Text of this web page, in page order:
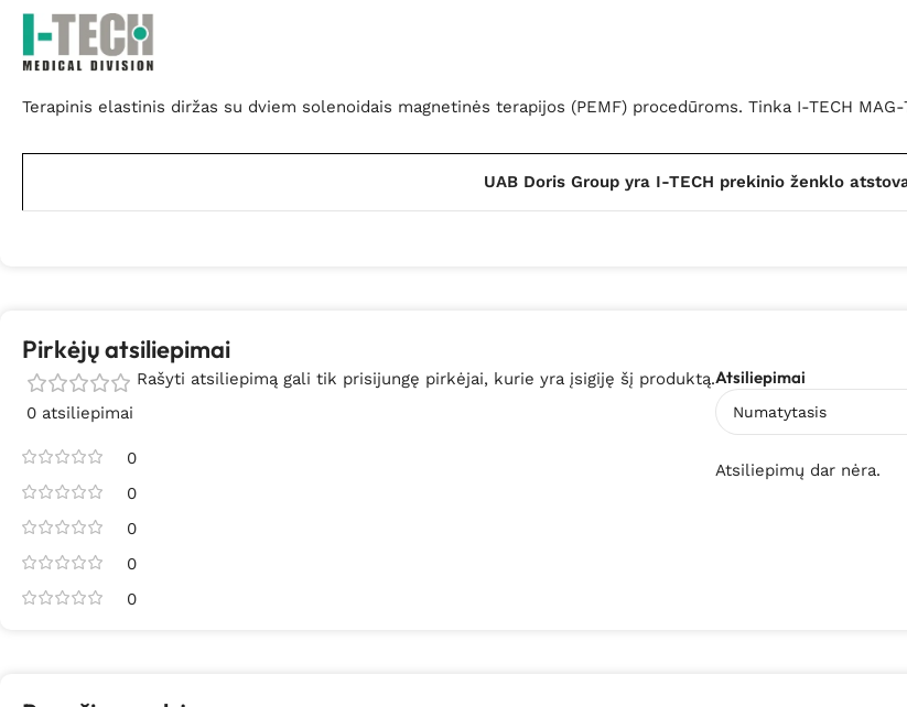
Terapinis elastinis diržas su dviem solenoidais magnetinės terapijos (PEMF) procedūroms. Tinka I-TECH
UAB Doris Group yra I-TECH prekinio ženklo
Pirkėjų atsiliepimai
0 atsiliepimai
0
0
0
0
0
Atsiliepimai
Atsiliepimų dar nėra.
Rašyti atsiliepimą gali tik prisijungę pirkėjai, kurie yra įsigiję šį produktą.